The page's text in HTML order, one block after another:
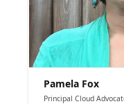
Pamela Fox
Principal Cloud